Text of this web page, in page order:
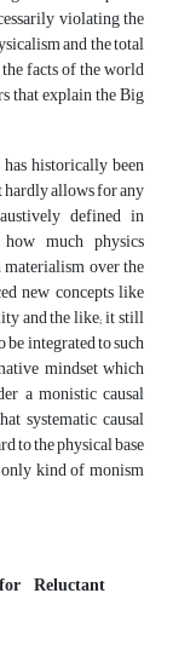
violating the
and the total
facts of the world
that explain the Big
historically been
allows for any
defined in
how much physics
over the
new concepts like
and the like; it still
be integrated to such
mindset which
a monistic causal
systematic causal
to the physical base
kind of monism
Reluctant